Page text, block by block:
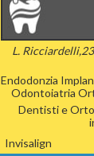
L.
Endodonzia
Odontoiatria
Dentisti e
Invisalign